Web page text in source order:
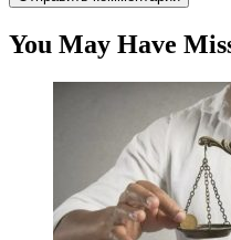
You May Have